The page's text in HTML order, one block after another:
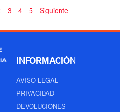
3 4 5 Siguiente
INFORMACIÓN
AVISO LEGAL
PRIVACIDAD
DEVOLUCIONES